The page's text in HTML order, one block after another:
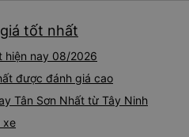
tốt nhất
hiện nay 08/2026
được đánh giá cao
Tân Sơn Nhất từ Tây Ninh
xe